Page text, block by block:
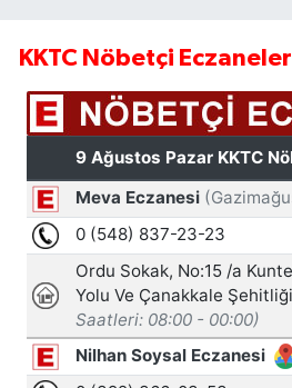
KKTC Nöbetçi Eczaneler